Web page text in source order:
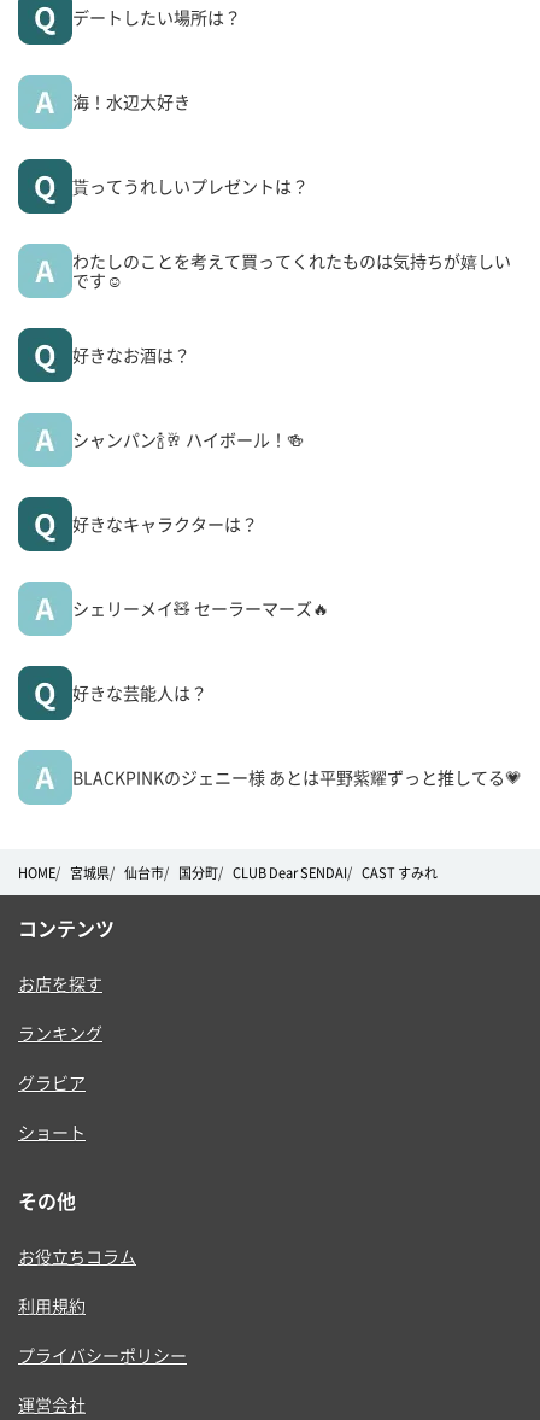
デートしたい場所は？
海！水辺大好き
貰ってうれしいプレゼントは？
わたしのことを考えて買ってくれたものは気持ちが嬉しい
です☺️
好きなお酒は？
シャンパン🍾🥂 ハイボール！🍻
好きなキャラクターは？
シェリーメイ🧸 セーラーマーズ🔥
好きな芸能人は？
BLACKPINKのジェニー様 あとは平野紫耀ずっと推してる💗
HOME 宮城県 仙台市 国分町 CLUB Dear SENDAI CAST すみれ
コンテンツ
お店を探す
ランキング
グラビア
ショート
その他
お役立ちコラム
利用規約
プライバシーポリシー
運営会社